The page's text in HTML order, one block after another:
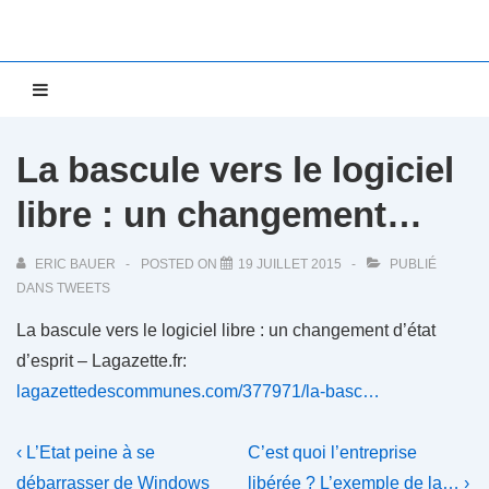
La bascule vers le logiciel
libre : un changement…
ERIC BAUER POSTED ON 19 JUILLET 2015
PUBLIÉ
DANS TWEETS
La bascule vers le logiciel libre : un changement d’état
d’esprit – Lagazette.fr:
lagazettedescommunes.com/377971/la-basc…
Navigation
Previous
Post
‹ L’Etat peine à se
débarrasser de Windows
Next
Post
C’est quoi l’entreprise
libérée ? L’exemple de la… ›